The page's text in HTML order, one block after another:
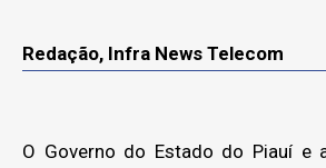
Redação, Infra News Telecom
O Governo do Estado do Piauí e